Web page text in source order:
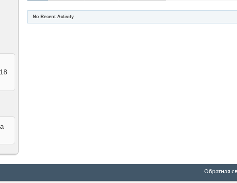
No Recent Activity
Обратная